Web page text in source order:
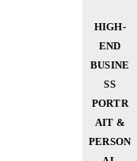
HIGH-
END
BUSINE
SS
PORTR
AIT &
PERSON